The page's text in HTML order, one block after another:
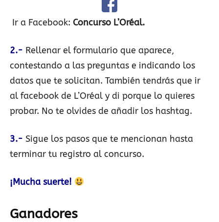
Ir a Facebook: Concurso L’Oréal.
2.- Rellenar el formulario que aparece,
contestando a las preguntas e indicando los
datos que te solicitan. También tendrás que ir
al facebook de L’Oréal y di porque lo quieres
probar. No te olvides de añadir los hashtag.
3.- Sigue los pasos que te mencionan hasta
terminar tu registro al concurso.
¡Mucha suerte!
Ganadores